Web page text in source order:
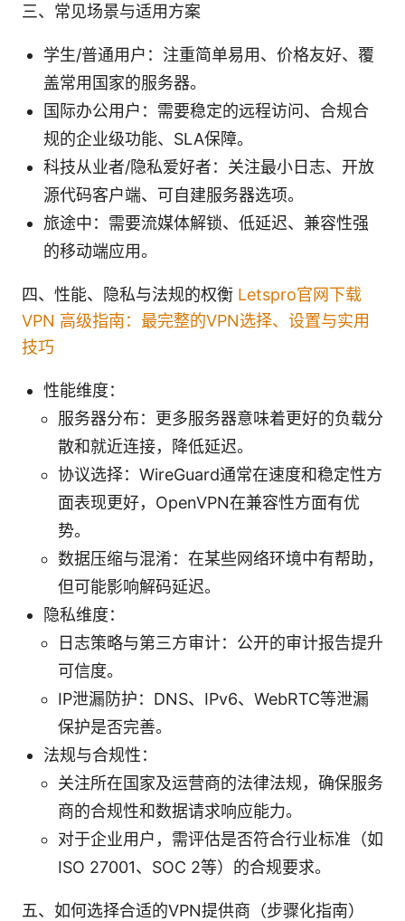
三、常见场景与适用方案
学生/普通用户：注重简单易用、价格友好、覆
盖常用国家的服务器。
国际办公用户：需要稳定的远程访问、合规合
规的企业级功能、SLA保障。
科技从业者/隐私爱好者：关注最小日志、开放
源代码客户端、可自建服务器选项。
旅途中：需要流媒体解锁、低延迟、兼容性强
的移动端应用。
四、性能、隐私与法规的权衡 Letspro官网下载
VPN 高级指南：最完整的VPN选择、设置与实用
技巧
性能维度：
服务器分布：更多服务器意味着更好的负载分
散和就近连接，降低延迟。
协议选择：WireGuard通常在速度和稳定性方
面表现更好，OpenVPN在兼容性方面有优
势。
数据压缩与混淆：在某些网络环境中有帮助，
但可能影响解码延迟。
隐私维度：
日志策略与第三方审计：公开的审计报告提升
可信度。
IP泄漏防护：DNS、IPv6、WebRTC等泄漏
保护是否完善。
法规与合规性：
关注所在国家及运营商的法律法规，确保服务
商的合规性和数据请求响应能力。
对于企业用户，需评估是否符合行业标准（如
ISO 27001、SOC 2等）的合规要求。
五、如何选择合适的VPN提供商（步骤化指南）